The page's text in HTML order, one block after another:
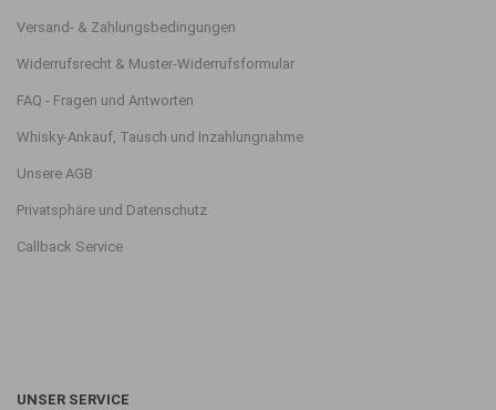
Versand- & Zahlungsbedingungen
Widerrufsrecht & Muster-Widerrufsformular
FAQ - Fragen und Antworten
Whisky-Ankauf, Tausch und Inzahlungnahme
Unsere AGB
Privatsphäre und Datenschutz
Callback Service
UNSER SERVICE